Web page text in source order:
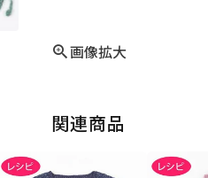
画像拡大
関連商品